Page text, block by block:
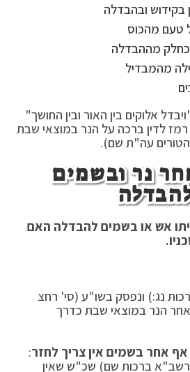
ובהבדלה
טעם מהכוס
מההבדלה
מהמבדיל
אלוקים בין האור ובין החושך"
לדין ברכה על הנר במוצאי שבת
עה"ת שם).
נר ובשמים
אש או בשמים להבדלה האם
נג:) ונפסק בשו"ע (סי' רחצ
הנר במוצאי שבת כדרך
אחר בשמים אין צריך לחזר:
ברכות שם) שכ"ש שאין